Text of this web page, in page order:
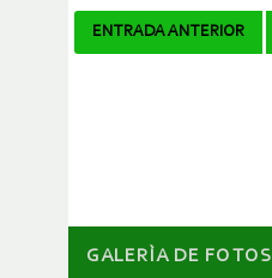
Navegador
ENTRADA ANTERIOR
GALERÌA DE FOTOS